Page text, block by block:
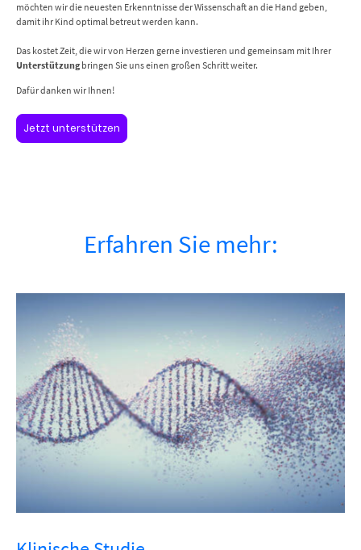
möchten wir die neuesten Erkenntnisse der Wissenschaft an die Hand geben,
damit ihr Kind optimal betreut werden kann.
Das kostet Zeit, die wir von Herzen gerne investieren und gemeinsam mit Ihrer
Unterstützung bringen Sie uns einen großen Schritt weiter.
Dafür danken wir Ihnen!
Jetzt unterstützen
Erfahren Sie mehr: